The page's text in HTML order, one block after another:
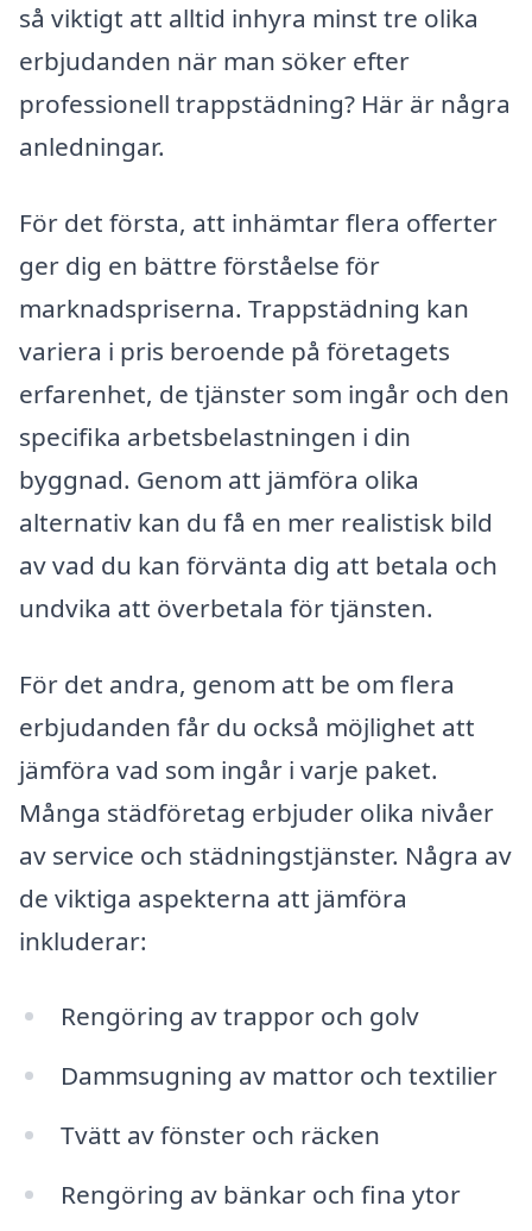
så viktigt att alltid inhyra minst tre olika
erbjudanden när man söker efter
professionell trappstädning? Här är några
anledningar.
För det första, att inhämtar flera offerter
ger dig en bättre förståelse för
marknadspriserna. Trappstädning kan
variera i pris beroende på företagets
erfarenhet, de tjänster som ingår och den
specifika arbetsbelastningen i din
byggnad. Genom att jämföra olika
alternativ kan du få en mer realistisk bild
av vad du kan förvänta dig att betala och
undvika att överbetala för tjänsten.
För det andra, genom att be om flera
erbjudanden får du också möjlighet att
jämföra vad som ingår i varje paket.
Många städföretag erbjuder olika nivåer
av service och städningstjänster. Några av
de viktiga aspekterna att jämföra
inkluderar:
Rengöring av trappor och golv
Dammsugning av mattor och textilier
Tvätt av fönster och räcken
Rengöring av bänkar och fina ytor